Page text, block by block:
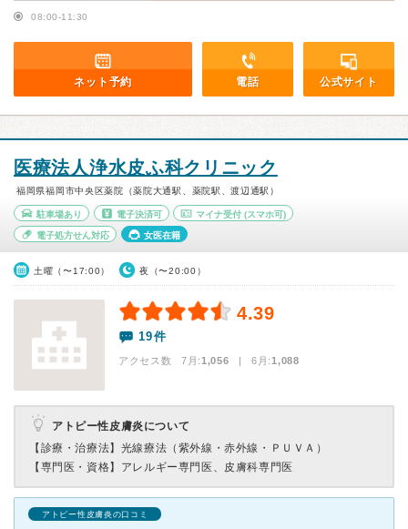
08:00-11:30
ネット予約 電話 公式サイト
医療法人浄水皮ふ科クリニック
福岡県福岡市中央区薬院（薬院大通駅、薬院駅、渡辺通駅）
駐車場あり 電子決済可 マイナ受付 (スマホ可)
電子処方せん対応 女医在籍
土曜（〜17:00） 夜（〜20:00）
4.39
19件
アクセス数 7月:1,056 | 6月:1,088
アトピー性皮膚炎について
【診療・治療法】 光線療法（紫外線・赤外線・ＰＵＶＡ）
【専門医・資格】 アレルギー専門医、皮膚科専門医
アトピー性皮膚炎の口コミ